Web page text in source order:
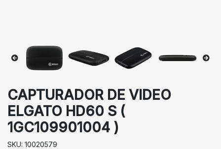
CAPTURADOR DE VIDEO
ELGATO HD60 S (
1GC109901004 )
SKU: 10020579